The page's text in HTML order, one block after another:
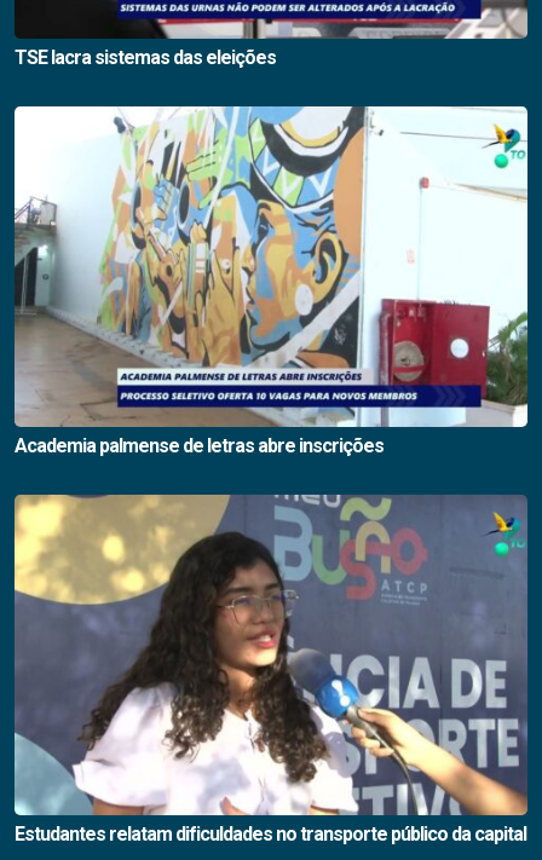
TSE lacra sistemas das eleições
Academia palmense de letras abre inscrições
Estudantes relatam dificuldades no transporte público da capital